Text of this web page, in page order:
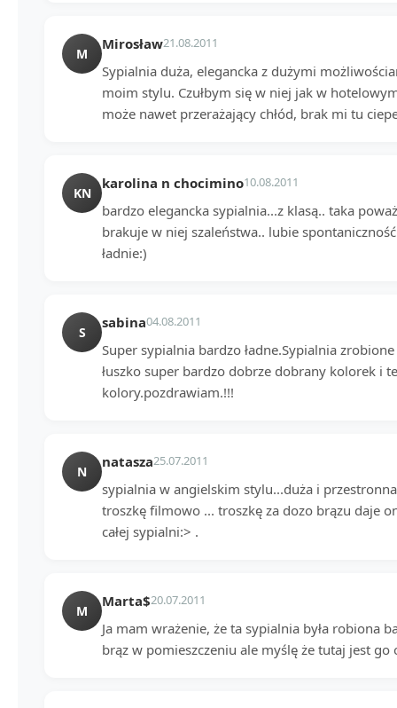
M
Mirosław21.08.2011
Sypialnia duża, elegancka z dużymi
moim stylu. Czułbym się w niej jak w
może nawet przerażający chłód, brak mi tu
KN
karolina n chocimino10.08.2011
bardzo elegancka sypialnia...z klasą.. taka
brakuje w niej szaleństwa.. lubie
ładnie:)
S
sabina04.08.2011
Super sypialnia bardzo ładne.Sypialnia
łuszko super bardzo dobrze dobrany kolorek i
kolory.pozdrawiam.!!!
N
natasza25.07.2011
sypialnia w angielskim stylu...duża i
troszkę filmowo ... troszkę za dozo brązu daje
całej sypialni:> .
M
Marta$20.07.2011
Ja mam wrażenie, że ta sypialnia była robiona
brąz w pomieszczeniu ale myślę że tutaj jest go